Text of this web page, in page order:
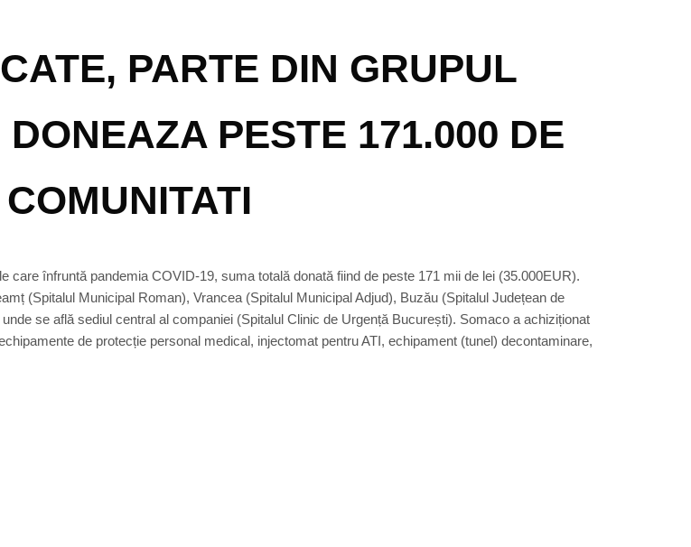
PARTE DIN GRUPUL
PESTE 171.000 DE
înfruntă pandemia COVID-19, suma totală donată fiind de peste 171 mii de lei (35.000EUR).
(Spitalul Municipal Roman), Vrancea (Spitalul Municipal Adjud), Buzău (Spitalul Județean de
se află sediul central al companiei (Spitalul Clinic de Urgență București). Somaco a achiziționat
de protecție personal medical, injectomat pentru ATI, echipament (tunel) decontaminare,